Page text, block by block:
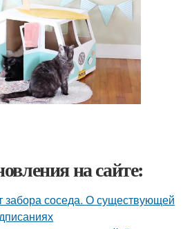
на сайте:
забора соседа. О существующей